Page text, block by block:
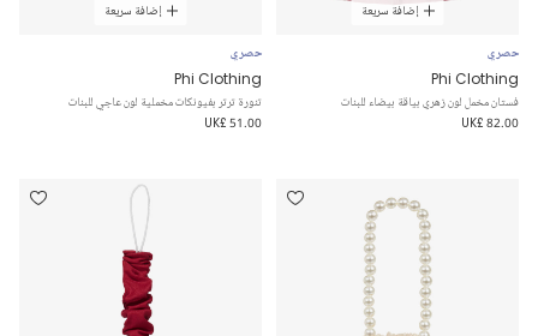
إضافة سريعة
حصري
Phi Clothing
فستان مخمل لون زهري بياقة بيضاء للبنات
UK£ 82.00
إضافة سريعة
حصري
Phi Clothing
تنورة ترتر بفيونكات مخملية لون عاجي للبنات
UK£ 51.00